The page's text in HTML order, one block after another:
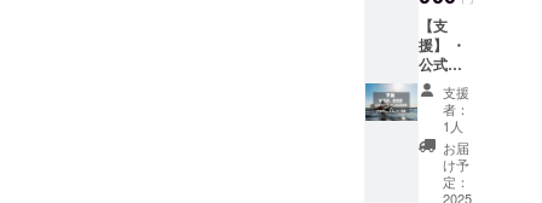
ださ
い。 ・
こちら
の参加
権は
『おま
えざき
はくら
んかい
す。 ・
掲載期
間：
2025年
3月1日
～2026
年3月1
日 お
まえざ
きはく
【支
援】 ・
公式ガ
イド
ブック
にお名
前掲載
＋ご紹
支援
者：
1人
お届
け予
定：
2025